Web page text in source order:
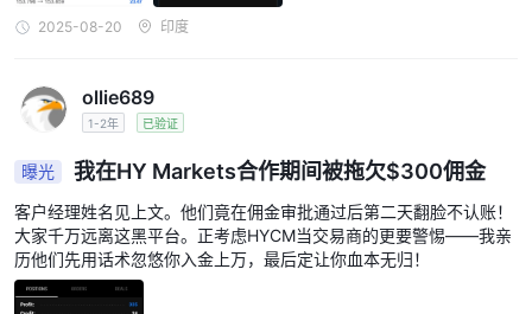
2025-08-20 印度
ollie689
1-2年 已验证
曝光 我在HY Markets合作期间被拖欠$300佣金
客户经理姓名见上文。他们竟在佣金审批通过后第二天翻脸不认账！
大家千万远离这黑平台。正考虑HYCM当交易商的更要警惕——我亲
历他们先用话术忽悠你入金上万，最后定让你血本无归！